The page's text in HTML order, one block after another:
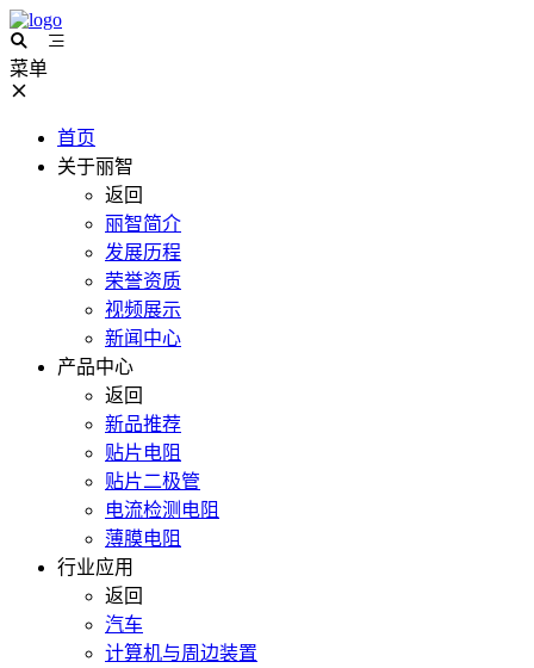
菜单
首页
关于丽智
返回
丽智简介
发展历程
荣誉资质
视频展示
新闻中心
产品中心
返回
新品推荐
贴片电阻
贴片二极管
电流检测电阻
薄膜电阻
行业应用
返回
汽车
计算机与周边装置